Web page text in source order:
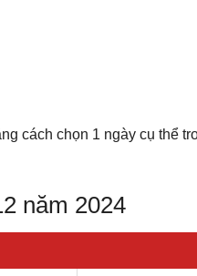
cách chọn 1 ngày cụ thể
năm 2024